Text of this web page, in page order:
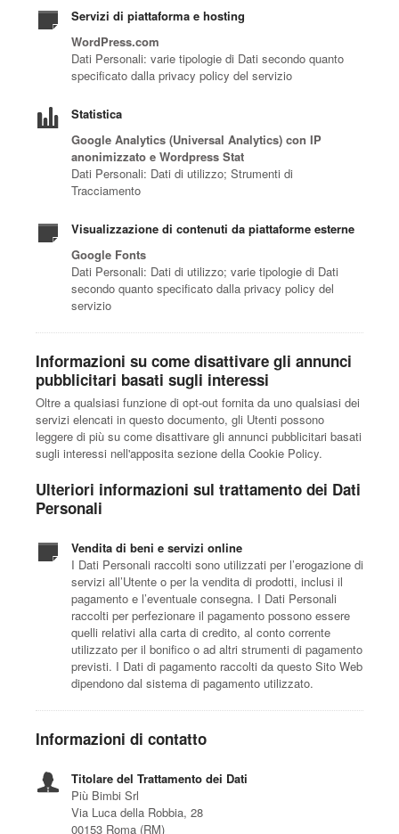
Servizi di piattaforma e hosting
WordPress.com
Dati Personali: varie tipologie di Dati secondo quanto
specificato dalla privacy policy del servizio
Statistica
Google Analytics (Universal Analytics) con IP
anonimizzato e Wordpress Stat
Dati Personali: Dati di utilizzo; Strumenti di
Tracciamento
Visualizzazione di contenuti da piattaforme esterne
Google Fonts
Dati Personali: Dati di utilizzo; varie tipologie di Dati
secondo quanto specificato dalla privacy policy del
servizio
Informazioni su come disattivare gli annunci
pubblicitari basati sugli interessi
Oltre a qualsiasi funzione di opt-out fornita da uno qualsiasi dei
servizi elencati in questo documento, gli Utenti possono
leggere di più su come disattivare gli annunci pubblicitari basati
sugli interessi nell'apposita sezione della Cookie Policy.
Ulteriori informazioni sul trattamento dei Dati
Personali
Vendita di beni e servizi online
I Dati Personali raccolti sono utilizzati per l’erogazione di
servizi all’Utente o per la vendita di prodotti, inclusi il
pagamento e l’eventuale consegna. I Dati Personali
raccolti per perfezionare il pagamento possono essere
quelli relativi alla carta di credito, al conto corrente
utilizzato per il bonifico o ad altri strumenti di pagamento
previsti. I Dati di pagamento raccolti da questo Sito Web
dipendono dal sistema di pagamento utilizzato.
Informazioni di contatto
Titolare del Trattamento dei Dati
Più Bimbi Srl
Via Luca della Robbia, 28
00153 Roma (RM)